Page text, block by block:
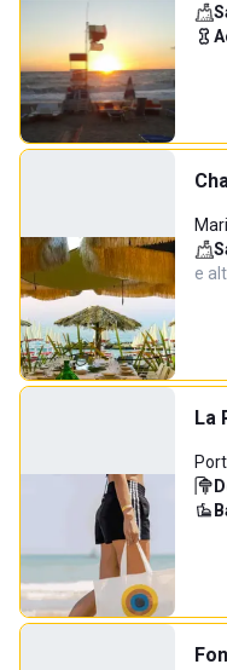
e
La